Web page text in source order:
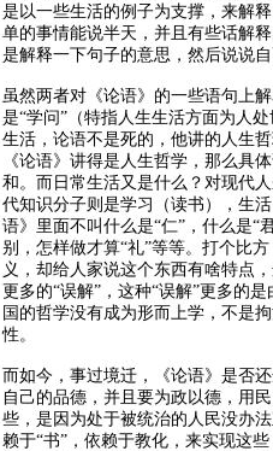
是以一些生活的例子为支撑，来解
单的事情能说半天，并且有些话解
是解释一下句子的意思，然后说说
虽然两者对《论语》的一些语句上
是“学问”（特指人生生活方面为人
生活，论语不是死的，他讲的人生
《论语》讲得是人生哲学，那么具
和。而日常生活又是什么？对现代
代知识分子则是学习（读书），生
语》里面不叫什么是“仁”，什么是“
别，怎样做才算“礼”等等。打个比
义，却给人家说这个东西有啥特点
更多的“误解”，这种“误解”更多的
国的哲学没有成为形而上学，不是
性。
而如今，事过境迁，《论语》是否
自己的品德，并且要为政以德，用
些，是因为处于被统治的人民没办
赖于“书”，依赖于教化，来实现这